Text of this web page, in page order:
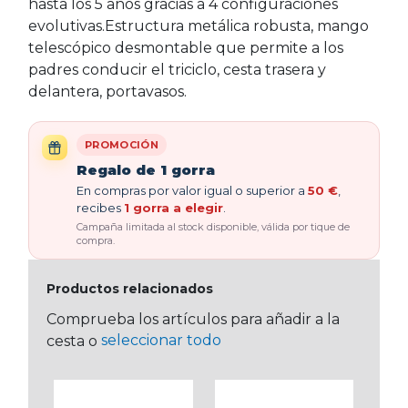
hasta los 5 años gracias a 4 configuraciones
evolutivas.Estructura metálica robusta, mango
telescópico desmontable que permite a los
padres conducir el triciclo, cesta trasera y
delantera, portavasos.
PROMOCIÓN
Regalo de 1 gorra
En compras por valor igual o superior a 50 €
recibes 1 gorra a elegir
Campaña limitada al stock disponible, válida por tique de
compra.
Productos relacionados
Comprueba los artículos para añadir a la
cesta o seleccionar todo